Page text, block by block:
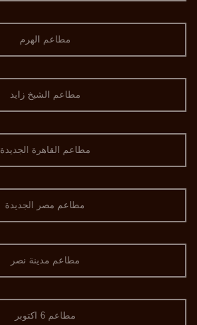
مطاعم الهرم
مطاعم الشيخ زايد
مطاعم القاهرة الجديدة
مطاعم مصر الجديدة
مطاعم مدينة نصر
مطاعم 6 اكتوبر